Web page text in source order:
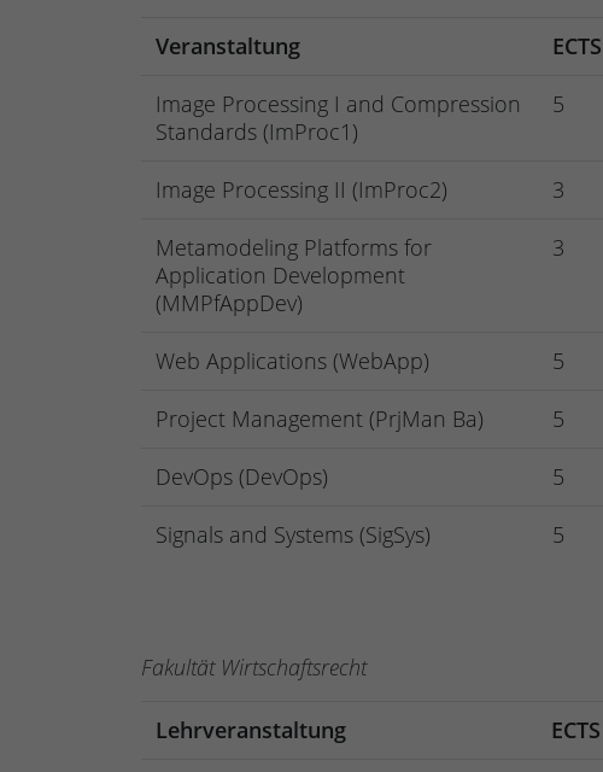
Veranstaltung ECTS
Image Processing I and Compression
Standards (ImProc1)
5
Image Processing II (ImProc2) 3
Metamodeling Platforms for
Application Development
(MMPfAppDev)
3
Web Applications (WebApp) 5
Project Management (PrjMan Ba)
5
DevOps (DevOps)
5
Signals and Systems (SigSys)
5
Fakultät Wirtschaftsrecht
Lehrveranstaltung ECTS